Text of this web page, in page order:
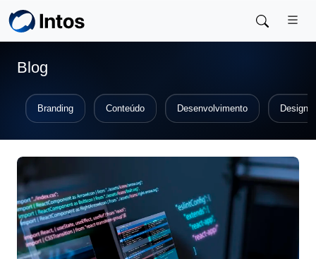
Skip to main content
Blog
Branding Conteúdo Desenvolvimento Design